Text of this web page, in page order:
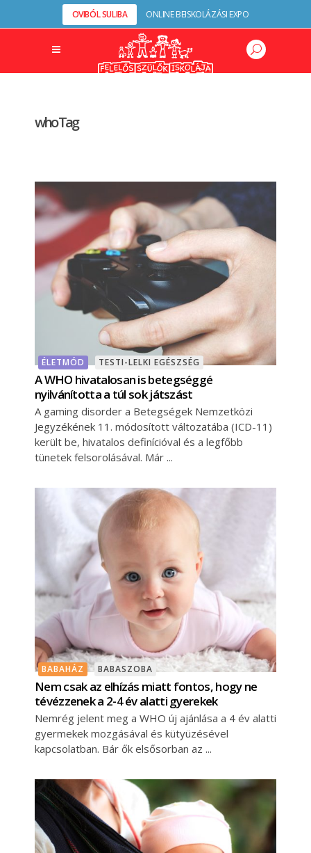
OVIBÓL SULIBA ONLINE BEISKOLÁZÁSI EXPO
who Tag
ÉLETMÓD TESTI-LELKI EGÉSZSÉG
A WHO hivatalosan is betegséggé
nyilvánította a túl sok játszást
A gaming disorder a Betegségek Nemzetközi
Jegyzékének 11. módosított változatába (ICD-11)
került be, hivatalos definícióval és a legfőbb
tünetek felsorolásával. Már
BABAHÁZ BABASZOBA
Nem csak az elhízás miatt fontos, hogy ne
tévézzenek a 2-4 év alatti gyerekek
Nemrég jelent meg a WHO új ajánlása a 4 év alatti
gyermekek mozgásával és kütyüzésével
kapcsolatban. Bár ők elsősorban az